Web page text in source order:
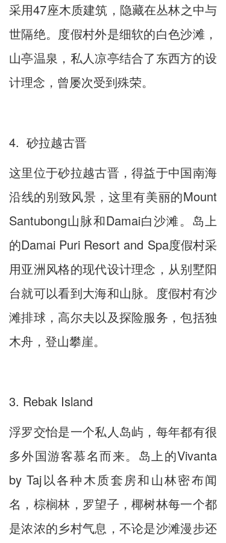
采用47座木质建筑，隐藏在丛林之中与
世隔绝。度假村外是细软的白色沙滩，
山亭温泉，私人凉亭结合了东西方的设
计理念，曾屡次受到殊荣。
4. 砂拉越古晋
这里位于砂拉越古晋，得益于中国南海
沿线的别致风景，这里有美丽的Mount
Santubong山脉和Damai白沙滩。岛上
的Damai Puri Resort and Spa度假村采
用亚洲风格的现代设计理念，从别墅阳
台就可以看到大海和山脉。度假村有沙
滩排球，高尔夫以及探险服务，包括独
木舟，登山攀崖。
3. Rebak Island
浮罗交怡是一个私人岛屿，每年都有很
多外国游客慕名而来。岛上的Vivanta
by Taj以各种木质套房和山林密布闻
名，棕榈林，罗望子，椰树林每一个都
是浓浓的乡村气息，不论是沙滩漫步还